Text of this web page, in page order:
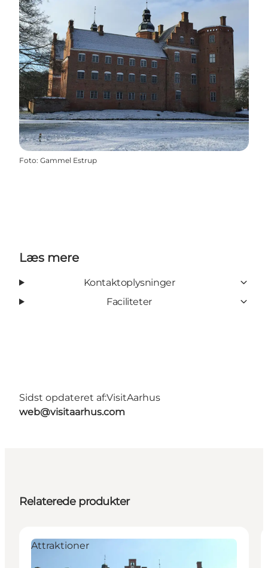
Foto: Gammel Estrup
Læs mere
Kontaktoplysninger
Faciliteter
Sidst opdateret af:VisitAarhus
web@visitaarhus.com
Relaterede produkter
Attraktioner